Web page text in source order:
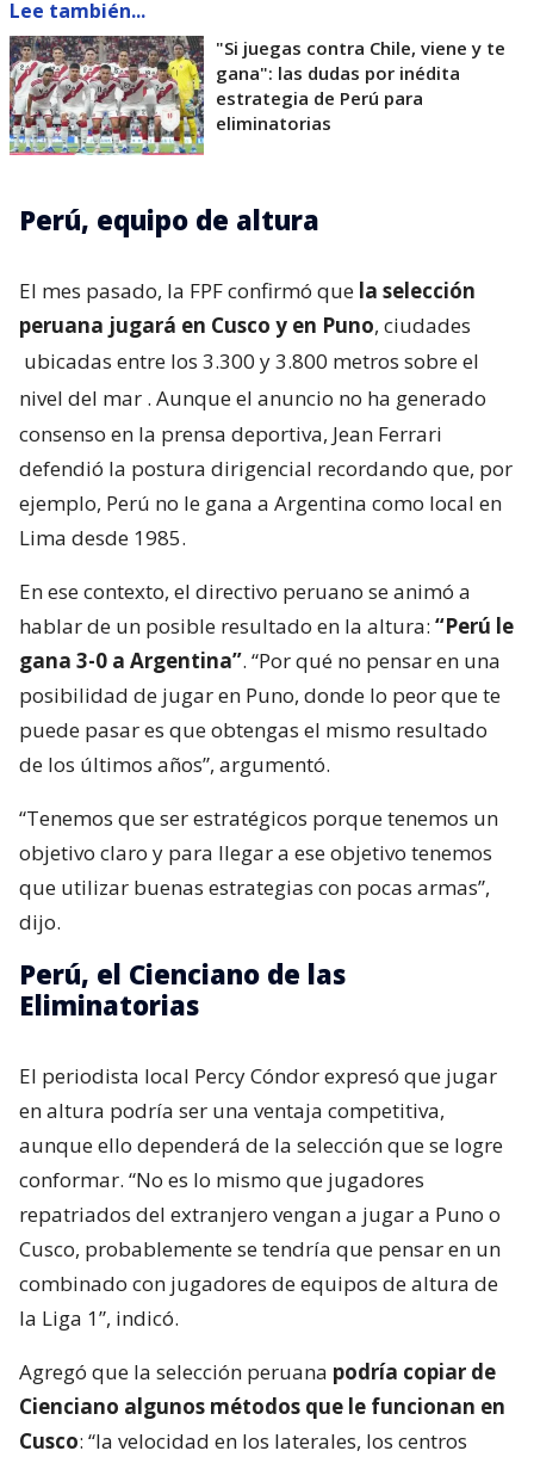
Lee también...
"Si juegas contra Chile, viene y te
gana": las dudas por inédita
estrategia de Perú para
eliminatorias
Perú, equipo de altura
El mes pasado, la FPF confirmó que la selección
peruana jugará en Cusco y en Puno, ciudades
ubicadas entre los 3.300 y 3.800 metros sobre el
nivel del mar . Aunque el anuncio no ha generado
consenso en la prensa deportiva, Jean Ferrari
defendió la postura dirigencial recordando que, por
ejemplo, Perú no le gana a Argentina como local en
Lima desde 1985.
En ese contexto, el directivo peruano se animó a
hablar de un posible resultado en la altura: “Perú le
gana 3-0 a Argentina”. “Por qué no pensar en una
posibilidad de jugar en Puno, donde lo peor que te
puede pasar es que obtengas el mismo resultado
de los últimos años”, argumentó.
“Tenemos que ser estratégicos porque tenemos un
objetivo claro y para llegar a ese objetivo tenemos
que utilizar buenas estrategias con pocas armas”,
dijo.
Perú, el Cienciano de las
Eliminatorias
El periodista local Percy Cóndor expresó que jugar
en altura podría ser una ventaja competitiva,
aunque ello dependerá de la selección que se logre
conformar. “No es lo mismo que jugadores
repatriados del extranjero vengan a jugar a Puno o
Cusco, probablemente se tendría que pensar en un
combinado con jugadores de equipos de altura de
la Liga 1”, indicó.
Agregó que la selección peruana podría copiar de
Cienciano algunos métodos que le funcionan en
Cusco: “la velocidad en los laterales, los centros